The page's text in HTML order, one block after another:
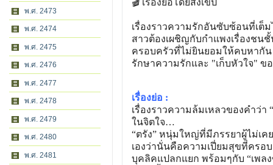
พ.ศ. 2473
พ.ศ. 2474
พ.ศ. 2475
พ.ศ. 2476
พ.ศ. 2477
พ.ศ. 2478
พ.ศ. 2479
พ.ศ. 2480
พ.ศ. 2481
🎬 เรื่องย่อโดยสังเขป
เรื่องราวความรักอันซับซ้อนที่เต็
สาวต้องเผชิญกับกำแพงเรื่องชน
ครอบครัวที่ไม่ยินยอมให้คบหากั
รักษาความรักและ "เก็บหัวใจ" ข
เรื่องย่อ :
เรื่องราวความล้มเหลวของคำว่
ในจิตใจ…
“ตรัง” หนุ่มใหญ่ที่มีภรรยาผู้ไม่เ
เองว่านั่นคือความเปี่ยมสุขที่ครอ
บุคลิคแปลกแยก พร้อมๆกับ “เพล